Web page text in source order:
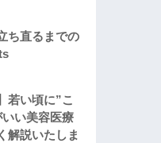
ち直るまでの
若い頃に”こ
い美容医療
解説いたしま